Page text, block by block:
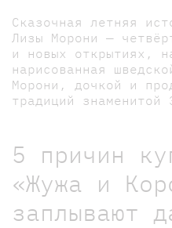
Сказочная летняя
Лизы Морони —
и новых открытиях,
нарисованная
Морони, дочкой и
традиций знаменитой
5 причин
«Жужа и
заплывают